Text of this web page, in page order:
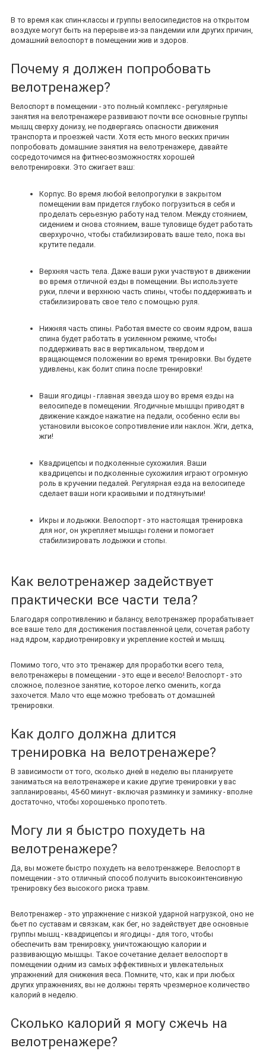
В то время как спин-классы и группы велосипедистов на открытом
воздухе могут быть на перерыве из-за пандемии или других причин,
домашний велоспорт в помещении жив и здоров.
Почему я должен попробовать
велотренажер?
Велоспорт в помещении - это полный комплекс - регулярные
занятия на велотренажере развивают почти все основные группы
мышц сверху донизу, не подвергаясь опасности движения
транспорта и проезжей части. Хотя есть много веских причин
попробовать домашние занятия на велотренажере, давайте
сосредоточимся на фитнес-возможностях хорошей
велотренировки. Это сжигает ваш:
Корпус. Во время любой велопрогулки в закрытом
помещении вам придется глубоко погрузиться в себя и
проделать серьезную работу над телом. Между стоянием,
сидением и снова стоянием, ваше туловище будет работать
сверхурочно, чтобы стабилизировать ваше тело, пока вы
крутите педали.
Верхняя часть тела. Даже ваши руки участвуют в движении
во время отличной езды в помещении. Вы используете
руки, плечи и верхнюю часть спины, чтобы поддерживать и
стабилизировать свое тело с помощью руля.
Нижняя часть спины. Работая вместе со своим ядром, ваша
спина будет работать в усиленном режиме, чтобы
поддерживать вас в вертикальном, твердом и
вращающемся положении во время тренировки. Вы будете
удивлены, как болит спина после тренировки!
Ваши ягодицы - главная звезда шоу во время езды на
велосипеде в помещении. Ягодичные мышцы приводят в
движение каждое нажатие на педали, особенно если вы
установили высокое сопротивление или наклон. Жги, детка,
жги!
Квадрицепсы и подколенные сухожилия. Ваши
квадрицепсы и подколенные сухожилия играют огромную
роль в кручении педалей. Регулярная езда на велосипеде
сделает ваши ноги красивыми и подтянутыми!
Икры и лодыжки. Велоспорт - это настоящая тренировка
для ног, он укрепляет мышцы голени и помогает
стабилизировать лодыжки и стопы.
Как велотренажер задействует
практически все части тела?
Благодаря сопротивлению и балансу, велотренажер прорабатывает
все ваше тело для достижения поставленной цели, сочетая работу
над ядром, кардиотренировку и укрепление костей и мышц.
Помимо того, что это тренажер для проработки всего тела,
велотренажеры в помещении - это еще и весело! Велоспорт - это
сложное, полезное занятие, которое легко сменить, когда
захочется. Мало что еще можно требовать от домашней
тренировки.
Как долго должна длится
тренировка на велотренажере?
В зависимости от того, сколько дней в неделю вы планируете
заниматься на велотренажере и какие другие тренировки у вас
запланированы, 45-60 минут - включая разминку и заминку - вполне
достаточно, чтобы хорошенько пропотеть.
Могу ли я быстро похудеть на
велотренажере?
Да, вы можете быстро похудеть на велотренажере. Велоспорт в
помещении - это отличный способ получить высокоинтенсивную
тренировку без высокого риска травм.
Велотренажер - это упражнение с низкой ударной нагрузкой, оно не
бьет по суставам и связкам, как бег, но задействует две основные
группы мышц - квадрицепсы и ягодицы - для того, чтобы
обеспечить вам тренировку, уничтожающую калории и
развивающую мышцы. Такое сочетание делает велоспорт в
помещении одним из самых эффективных и увлекательных
упражнений для снижения веса. Помните, что, как и при любых
других упражнениях, вы не должны терять чрезмерное количество
калорий в неделю.
Сколько калорий я могу сжечь на
велотренажере?